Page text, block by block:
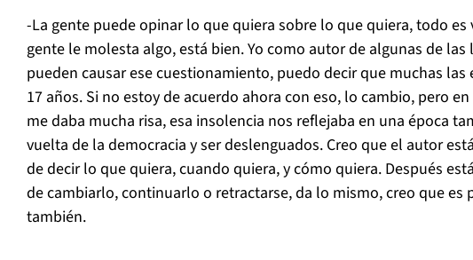
-La gente puede opinar lo que quiera sobre lo que quiera, todo es
gente le molesta algo, está bien. Yo como autor de algunas de las
pueden causar ese cuestionamiento, puedo decir que muchas las
17 años. Si no estoy de acuerdo ahora con eso, lo cambio, pero
me daba mucha risa, esa insolencia nos reflejaba en una época
vuelta de la democracia y ser deslenguados. Creo que el autor
de decir lo que quiera, cuando quiera, y cómo quiera. Después
de cambiarlo, continuarlo o retractarse, da lo mismo, creo que es
también.